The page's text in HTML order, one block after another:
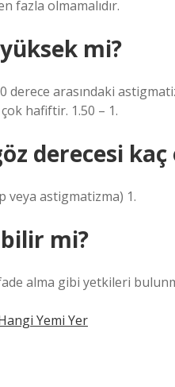
fazla olmamalıdır.
mi?
derece arasındaki
hafiftir. 1.50 – 1.
derecesi kaç
veya astigmatizma) 1.
mi?
alma gibi yetkileri
Yemi Yer